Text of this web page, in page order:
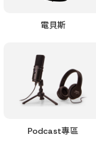
電貝斯
Podcast專區